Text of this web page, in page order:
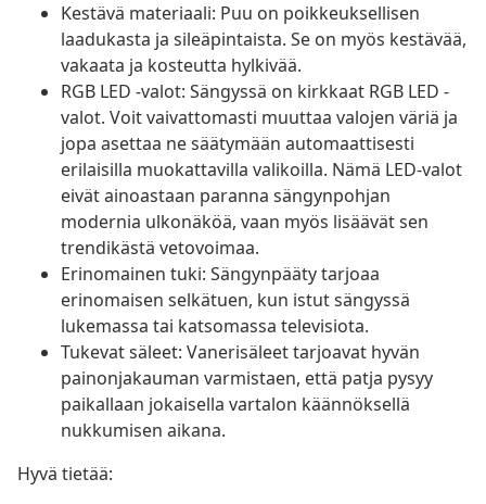
Kestävä materiaali: Puu on poikkeuksellisen
laadukasta ja sileäpintaista. Se on myös kestävää,
vakaata ja kosteutta hylkivää.
RGB LED -valot: Sängyssä on kirkkaat RGB LED -
valot. Voit vaivattomasti muuttaa valojen väriä ja
jopa asettaa ne säätymään automaattisesti
erilaisilla muokattavilla valikoilla. Nämä LED-valot
eivät ainoastaan paranna sängynpohjan
modernia ulkonäköä, vaan myös lisäävät sen
trendikästä vetovoimaa.
Erinomainen tuki: Sängynpääty tarjoaa
erinomaisen selkätuen, kun istut sängyssä
lukemassa tai katsomassa televisiota.
Tukevat säleet: Vanerisäleet tarjoavat hyvän
painonjakauman varmistaen, että patja pysyy
paikallaan jokaisella vartalon käännöksellä
nukkumisen aikana.
Hyvä tietää: